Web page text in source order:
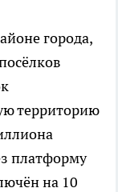
города,
территорию
платформу
на 10